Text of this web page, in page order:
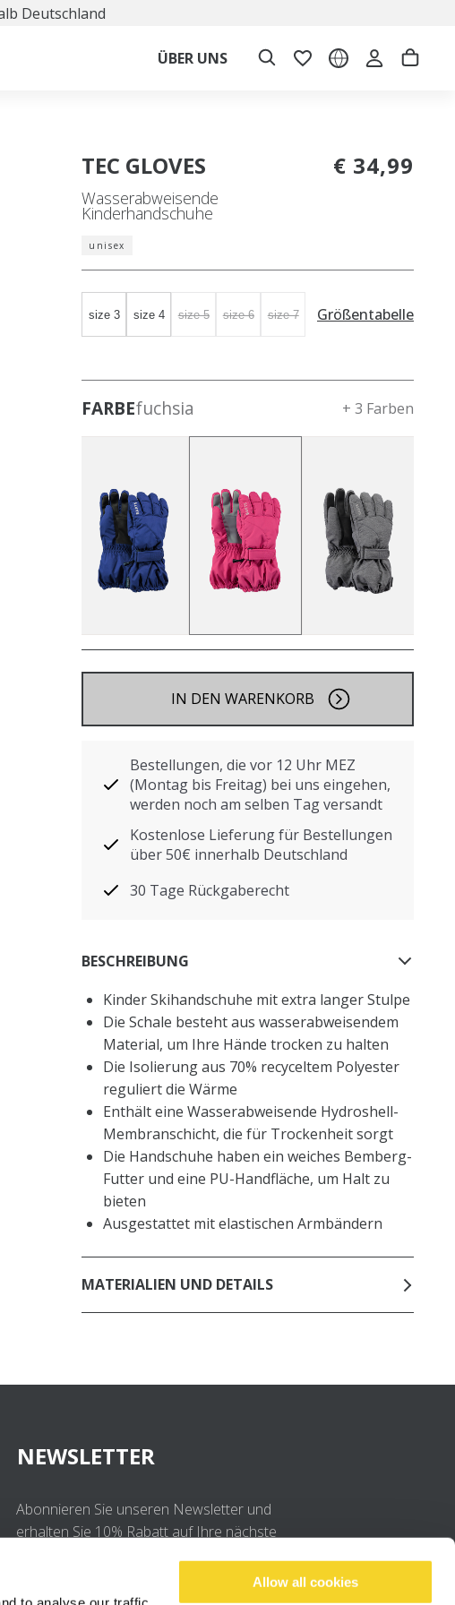
Allow all cookies
Deutschland
ÜBER UNS
TEC GLOVES
Wasserabweisende
Kinderhandschuhe
€ 34,99
unisex
size 3 size 4 size 5 size 6 size 7 Größentabelle
FARBEfuchsia + 3 Farben
IN DEN WARENKORB
Bestellungen, die vor 12 Uhr MEZ
(Montag bis Freitag) bei uns eingehen,
werden noch am selben Tag versandt
Kostenlose Lieferung für Bestellungen
über 50€ innerhalb Deutschland
30 Tage Rückgaberecht
BESCHREIBUNG
Kinder Skihandschuhe mit extra langer Stulpe
Die Schale besteht aus wasserabweisendem
Material, um Ihre Hände trocken zu halten
Die Isolierung aus 70% recyceltem Polyester
reguliert die Wärme
Enthält eine Wasserabweisende Hydroshell-
Membranschicht, die für Trockenheit sorgt
Die Handschuhe haben ein weiches Bemberg-
Futter und eine PU-Handfläche, um Halt zu
bieten
Ausgestattet mit elastischen Armbändern
MATERIALIEN UND DETAILS
NEWSLETTER
Abonnieren Sie unseren Newsletter und
erhalten Sie 10% Rabatt auf Ihre nächste
OK